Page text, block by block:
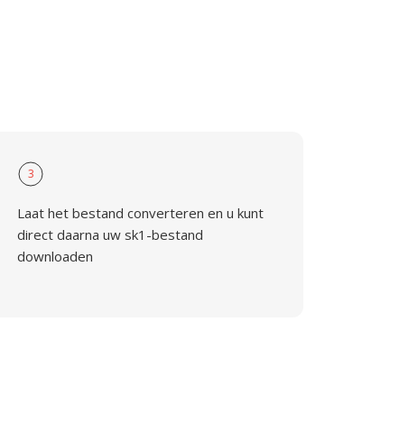
3
Laat het bestand converteren en u kunt
direct daarna uw sk1-bestand
downloaden